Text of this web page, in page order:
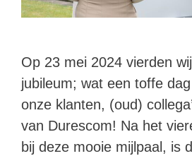
Op 23 mei 2024 vierden
jubileum; wat een toffe
onze klanten, (oud)
van Durescom! Na het
bij deze mooie mijlpaal, is